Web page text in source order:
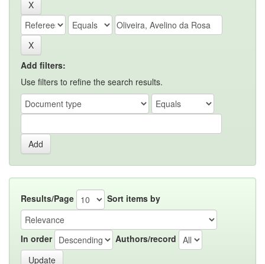
Add filters:
Use filters to refine the search results.
Results/Page Sort items by
In order Authors/record